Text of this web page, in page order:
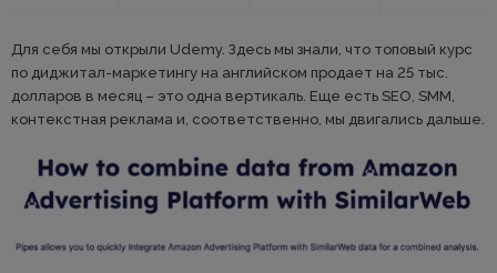
Для себя мы открыли Udemy. Здесь мы знали, что топовый курс
по диджитал-маркетингу на английском продает на 25 тыс.
долларов в месяц – это одна вертикаль. Еще есть SEO, SMM,
контекстная реклама и, соответственно, мы двигались дальше.